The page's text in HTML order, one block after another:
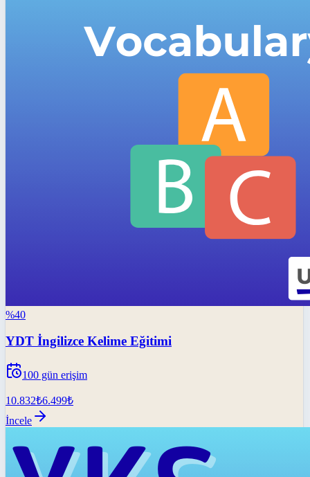
%40
YDT İngilizce Kelime Eğitimi
100 gün erişim
10.832₺6.499₺
İncele